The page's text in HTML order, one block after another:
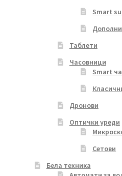
Smart
Таблети
Часовници
Smart
Дронови
Оптички уреди
Сетови
Бела техника